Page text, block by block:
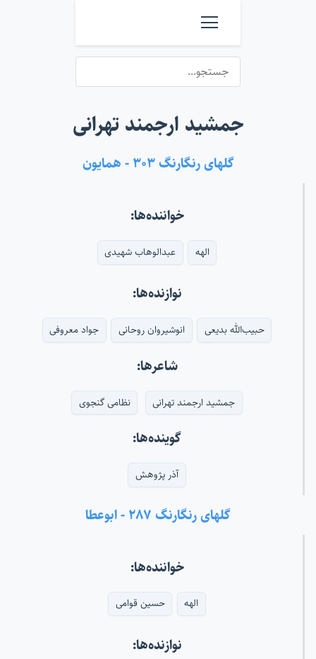
جمشید ارجمند تهرانی
گلهای رنگارنگ ۳۰۳ - همایون
خواننده‌ها:
الهه عبدالوهاب شهیدی
نوازنده‌ها:
حبیب‌الله بدیعی انوشیروان روحانی جواد معروفی
شاعرها:
جمشید ارجمند تهرانی نظامی گنجوی
گوینده‌ها:
آذر پژوهش
گلهای رنگارنگ ۲۸۷ - ابوعطا
خواننده‌ها:
الهه حسین قوامی
نوازنده‌ها: